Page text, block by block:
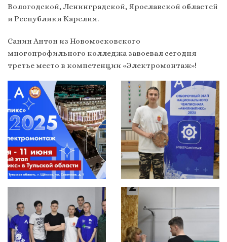
Вологодской, Ленинградской, Ярославской областей
и Республики Карелия.
Санин Антон из Новомосковского
многопрофильного колледжа завоевал сегодня
третье место в компетенции «Электромонтаж»!